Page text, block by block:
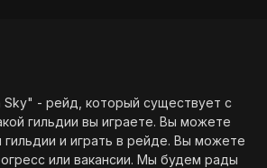
Sky" - рейд, который существует с
гильдии вы играете. Вы можете
гильдии и играть в рейде. Вы можете
или вакансии. Мы будем рады